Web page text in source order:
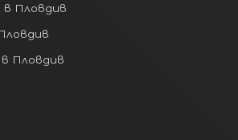
Център:
учебни заведения:
в Пловдив
Пловдив